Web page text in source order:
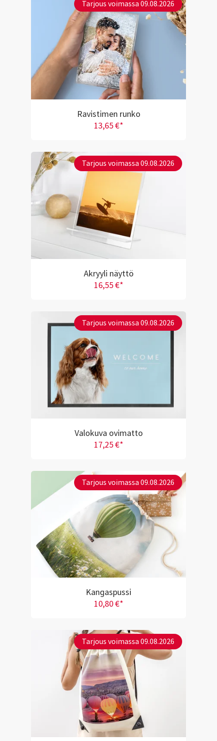
Tarjous voimassa 09.08.2026
Ravistimen runko
13,65 €*
Tarjous voimassa 09.08.2026
Akryyli näyttö
16,55 €*
Tarjous voimassa 09.08.2026
Valokuva ovimatto
17,25 €*
Tarjous voimassa 09.08.2026
Kangaspussi
10,80 €*
Tarjous voimassa 09.08.2026